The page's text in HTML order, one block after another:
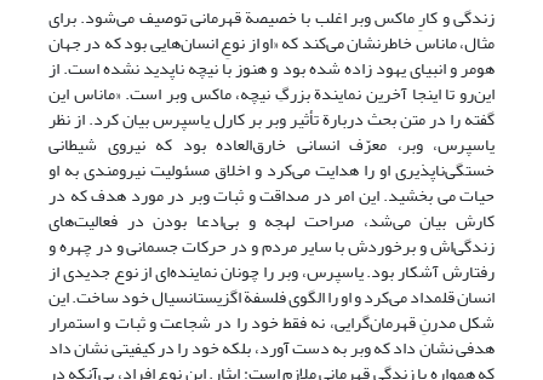
زندگی و کارِ ماکس وبر اغلب با خصیصة قهرمانی توصیف می‌شود. برای
مثال، ماناس خاطرنشان می‌کند که «او از نوعِ انسان‌هایی بود که در جهان
هومر و انبیای یهود زاده شده بود و هنوز با نیچه ناپدید نشده است. از
این‌رو تا اینجا آخرین نمایندة بزرگِ نیچه، ماکس وبر است. «ماناس این
گفته را در متن بحث دربارة تأثیر وبر بر کارل یاسپرس بیان کرد. از نظر
یاسپرس، وبر، معرّف انسانی خارق‌العاده بود که نیروی شیطانی
خستگی‌ناپذیری او را هدایت می‌کرد و اخلاق مسئولیت نیرومندی به او
حیات می بخشید. این امر در صداقت و ثبات وبر در مورد هدف که در
کارش بیان می‌شد، صراحت لهجه و بی‌ادعا بودن در فعالیت‌های
زندگی‌اش و برخوردش با سایر مردم و در حرکات جسمانی و در چهره و
رفتارش آشکار بود. یاسپرس، وبر را چونان نماینده‌ای از نوع جدیدی از
انسان قلمداد می‌کرد و او را الگوی فلسفة اگزیستانسیال خود ساخت. این
شکل مدرنِ قهرمان‌گرایی، نه فقط خود را در شجاعت و ثبات و استمرار
هدفی نشان داد که وبر به دست آورد، بلکه خود را در کیفیتی نشان داد